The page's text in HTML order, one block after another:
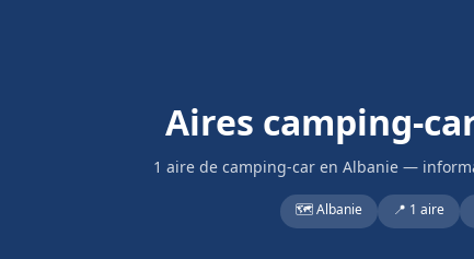
Aires camping-
1 aire de camping-car en Albanie —
🗺️ Albanie 📍 1 aire